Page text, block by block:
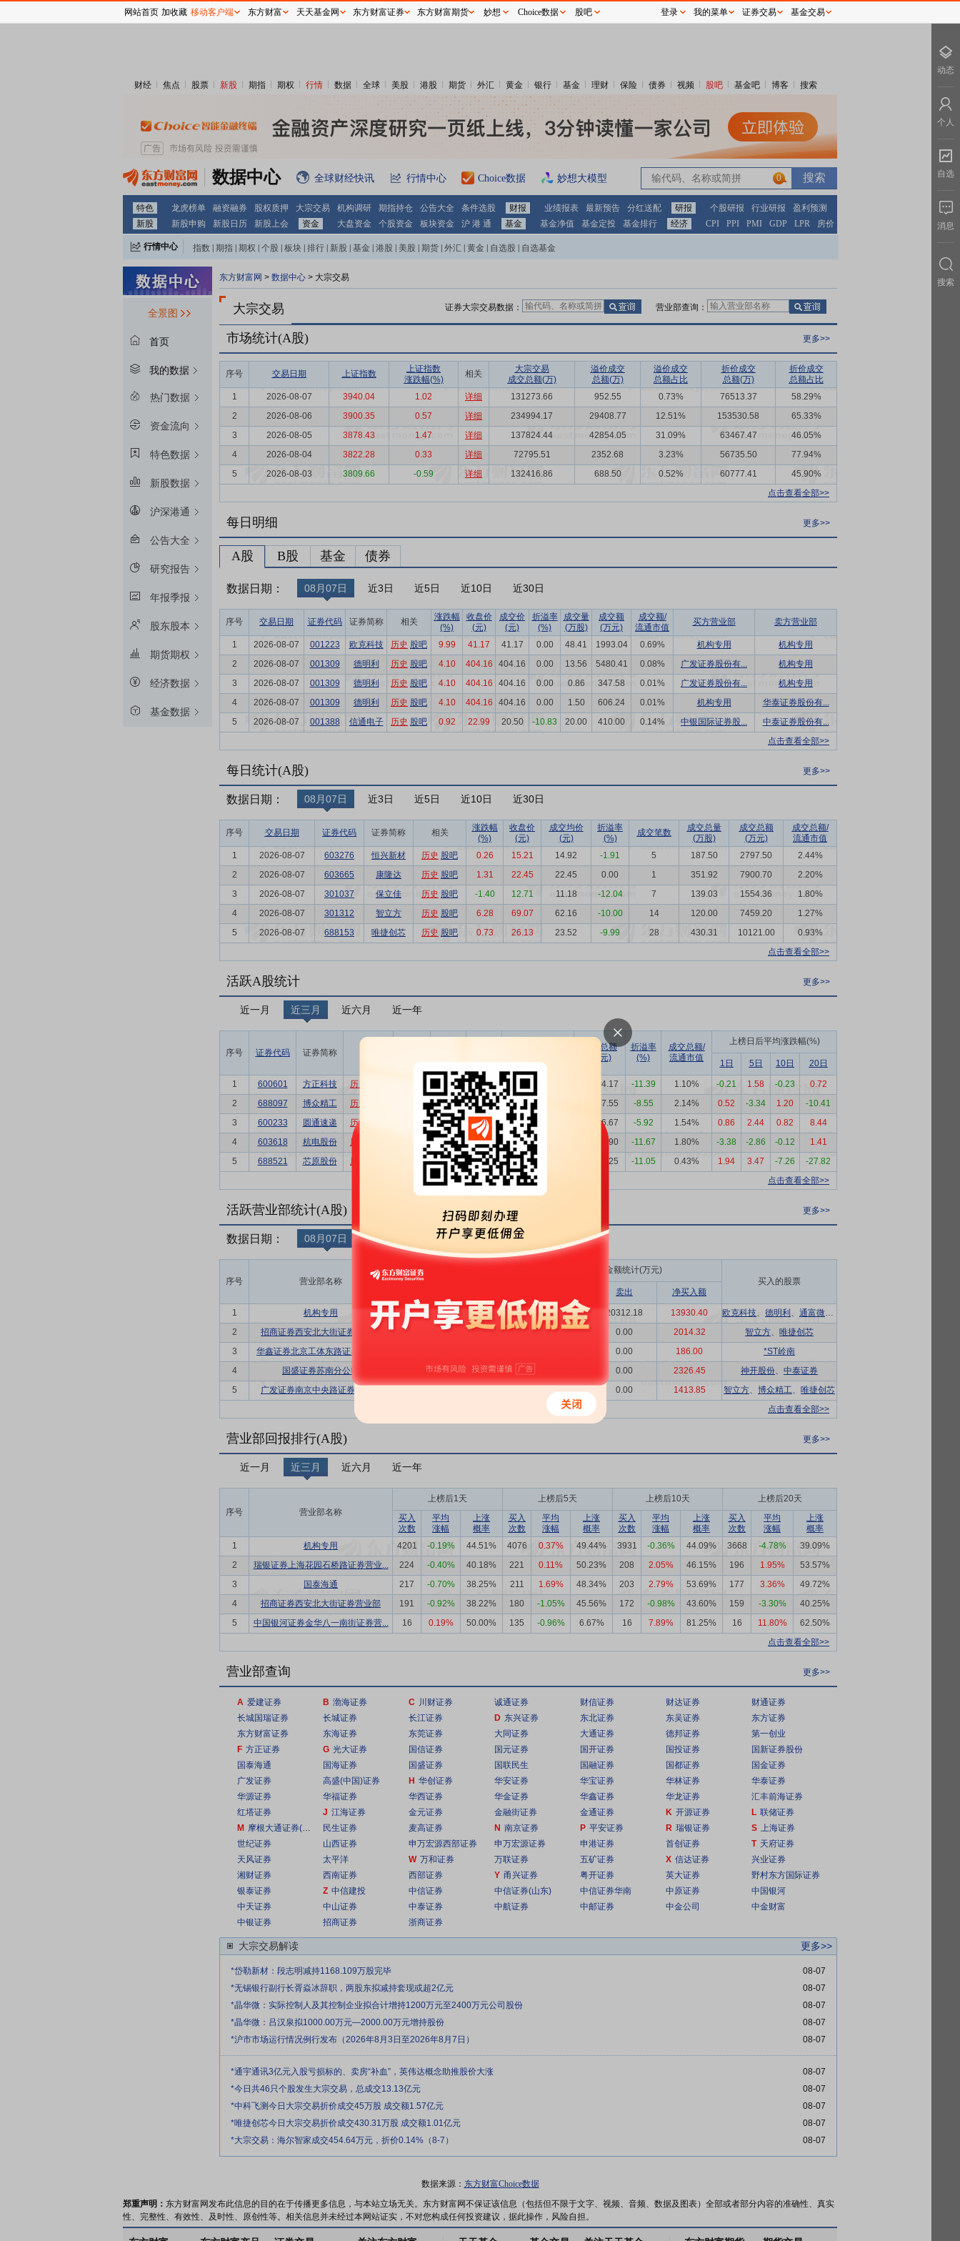
财经 焦点 股票 新股 期指 期权 行情 数据 全球 美股 港股 期货 外汇 黄金 银行 基金 理财 保险 债券 视频 股吧 基金吧 博客 搜索
数据中心 全球财经快讯 行情中心 Choice数据 妙想大模型 0
特色 龙虎榜单 融资融券 股权质押 大宗交易 机构调研 期指持仓 公告大全 条件选股 财报 业绩报表 最新预告 分红送配 研报 个股研报 行业研报
盈利预测
新股
新股申购 新股日历 新股上会 资金 大盘资金 个股资金 板块资金 沪 港 通 基金 基金净值 基金定投 基金排行 经济 CPI PPI PMI GDP LPR 房价
行情中心 指数 期指 期权 个股 板块 排行 新股 基金 港股 美股 期货 外汇 黄金 自选股 自选基金
全景图
首页
我的数据
热门数据
资金流向
特色数据
新股数据
沪深港通
公告大全
研究报告
年报季报
股东股本
期货期权
经济数据
基金数据
东方财富网 > 数据中心 > 大宗交易
大宗交易 营业部查询：
证券大宗交易数据：
市场统计(A股) 更多>>
序号 交易日期 上证指数
上证指数
涨跌幅(%)
相关
大宗交易
成交总额(万)
溢价成交
总额(万)
溢价成交
总额占比
折价成交
总额(万)
折价成交
总额占比
1
2026-08-07 3940.04 1.02 详细 131273.66 952.55 0.73% 76513.37
58.29%
2
2026-08-06 3900.35 0.57 详细 234994.17 29408.77 12.51% 153530.58
65.33%
3
2026-08-05 3878.43 1.47 详细 137824.44 42854.05 31.09% 63467.47
46.05%
4
2026-08-04 3822.28 0.33 详细 72795.51 2352.68 3.23% 56735.50
77.94%
5
2026-08-03 3809.66 -0.59 详细 132416.86 688.50 0.52% 60777.41
45.90%
点击查看全部>>
每日明细 更多>>
A股 B股 基金 债券
数据日期： 08月07日 近3日 近5日 近10日 近30日
序号 交易日期 证券代码 证券简称 相关
涨跌幅
(%)
收盘价
(元)
成交价
(元)
折溢率
(%)
成交量
(万股)
成交额
(万元)
成交额/
流通市值
买方营业部 卖方营业部
1 2026-08-07 001223 欧克科技 历史 股吧 9.99 41.17 41.17 0.00 48.41 1993.04 0.69% 机构专用
机构专用
2
2026-08-07 001309 德明利 历史 股吧 4.10 404.16 404.16 0.00 13.56 5480.41 0.08% 广发证券股份有...
机构专用
3
2026-08-07 001309 德明利 历史 股吧 4.10 404.16 404.16 0.00 0.86 347.58 0.01% 广发证券股份有...
机构专用
4
2026-08-07 001309 德明利 历史 股吧 4.10 404.16 404.16 0.00 1.50 606.24 0.01% 机构专用
华泰证券股份有...
5
2026-08-07 001388 信通电子 历史 股吧 0.92 22.99 20.50 -10.83 20.00 410.00 0.14% 中银国际证券股...
中泰证券股份有...
点击查看全部>>
每日统计(A股) 更多>>
数据日期： 08月07日 近3日 近5日 近10日 近30日
序号 交易日期 证券代码 证券简称 相关
涨跌幅
(%)
收盘价
(元)
成交均价
(元)
折溢率
(%)
成交笔数
成交总量
(万股)
成交总额
(万元)
成交总额/
流通市值
1
2026-08-07 603276 恒兴新材 历史 股吧 0.26 15.21 14.92 -1.91 5 187.50 2797.50
2.44%
2
2026-08-07 603665 康隆达 历史 股吧 1.31 22.45 22.45 0.00 1 351.92 7900.70
2.20%
3
2026-08-07 301037 保立佳 历史 股吧 -1.40 12.71 11.18 -12.04 7 139.03 1554.36
1.80%
4
2026-08-07 301312 智立方 历史 股吧 6.28 69.07 62.16 -10.00 14 120.00 7459.20
1.27%
5
2026-08-07 688153 唯捷创芯 历史 股吧 0.73 26.13 23.52 -9.99 28 430.31 10121.00
0.93%
点击查看全部>>
活跃A股统计 更多>>
近一月 近三月 近六月 近一年
序号 证券代码 证券简称
成交总额
(万元)
折溢率
(%)
成交总额/
流通市值
上榜日后平均涨跌幅(%)
总计 溢价 1日 5日 10日 20日
1 600601 方正科技 历史 9.98 06-12 129 59304.17 -11.39 1.10% -0.21 1.58 -0.23
0.72
2
688097 博众精工 历史 2.11 08-07 114 58357.55 -8.55 2.14% 0.52 -3.34 1.20
-10.41
3
600233 圆通速递 历史 1.22 07-06 105 85566.67 -5.92 1.54% 0.86 2.44 0.82
8.44
4
603618 杭电股份 历史 2.50 08-03 102 0 38452.90 -11.67 1.80% -3.38 -2.86 -0.12
1.41
5
688521 芯原股份 历史 328.56 6.16 07-09 98 0 67971.25 -11.05 0.43% 1.94 3.47 -7.26
-27.82
点击查看全部>>
活跃营业部统计(A股) 更多>>
数据日期： 08月07日 近3日 近5日 近10日 近30日
序号 营业部名称 相关
成交金额统计(万元)
买入的股票
卖出 净买入额
1 机构专用 明细 08-07 54 10 34242.58 20312.18 13930.40 欧克科技、 德明利 、 通富微电
2
招商证券西安北大街证券营业部 明细 08-07 4 2014.32 0.00 2014.32 智立方、 唯捷创芯
3
华鑫证券北京工体东路证券营业部 0.00 186.00
*ST岭南
4
国盛证券苏南分公司 08-07 3 0 0.00 2326.45 神开股份、 中泰证券
5
广发证券南京中央路证券营业部 1413.85 0.00 1413.85 智立方、 博众精工、 唯捷创芯
点击查看全部>>
营业部回报排行(A股) 更多>>
近一月 近三月 近六月 近一年
序号 营业部名称
上榜后1天 上榜后5天 上榜后10天
上榜后20天
买入
次数
平均
涨幅
上涨
概率
买入
次数
平均
涨幅
上涨
概率
买入
次数
平均
涨幅
上涨
概率
买入
次数
平均
涨幅
上涨
概率
1
机构专用 4201 -0.19% 44.51% 4076 0.37% 49.44% 3931 -0.36% 44.09% 3668 -4.78%
39.09%
2
瑞银证券上海花园石桥路证券营业... 224 -0.40% 40.18% 221 0.11% 50.23% 208 2.05% 46.15% 196 1.95%
53.57%
3
国泰海通 217 -0.70% 38.25% 211 1.69% 48.34% 203 2.79% 53.69% 177 3.36%
49.72%
4
招商证券西安北大街证券营业部 191 -0.92% 38.22% 180 -1.05% 45.56% 172 -0.98% 43.60% 159 -3.30%
40.25%
5
中国银河证券金华八一南街证券营... 16 0.19% 50.00% 135 -0.96% 6.67% 16 7.89% 81.25% 16 11.80%
62.50%
点击查看全部>>
营业部查询 更多>>
A 爱建证券 B 渤海证券 C 川财证券 诚通证券 财信证券 财达证券
财通证券
长城国瑞证券
长城证券 长江证券 D 东兴证券 东北证券 东吴证券
东方证券
东方财富证券
东海证券 东莞证券 大同证券 大通证券 德邦证券
第一创业
F 方正证券 G 光大证券 国信证券 国元证券 国开证券 国投证券
国新证券股份
国泰海通
国海证券 国盛证券 国联民生 国融证券 国都证券
国金证券
广发证券
高盛(中国)证券 H 华创证券 华安证券 华宝证券 华林证券
华泰证券
华源证券
华福证券 华西证券 华金证券 华鑫证券 华龙证券
汇丰前海证券
红塔证券
J 江海证券 金元证券 金融街证券 金通证券 K 开源证券 L 联储证券
M 摩根大通证券(中国) 民生证券 麦高证券 N 南京证券 P 平安证券 R 瑞银证券 S 上海证券
世纪证券
山西证券 申万宏源西部证券 申万宏源证券 申港证券 首创证券 T 天府证券
天风证券
太平洋 W 万和证券 万联证券 五矿证券 X 信达证券
兴业证券
湘财证券
西南证券 西部证券 Y 甬兴证券 粤开证券 英大证券
野村东方国际证券
银泰证券
Z 中信建投 中信证券 中信证券(山东) 中信证券华南 中原证券
中国银河
中天证券
中山证券 中泰证券 中航证券 中邮证券 中金公司
中金财富
中银证券
招商证券 浙商证券
大宗交易解读 更多>>
*岱勒新材：段志明减持1168.109万股完毕
08-07
*无锡银行副行长胥焱冰辞职，两股东拟减持套现或超2亿元
08-07
*晶华微：实际控制人及其控制企业拟合计增持1200万元至2400万元公司股份
08-07
*晶华微：吕汉泉拟1000.00万元—2000.00万元增持股份
08-07
*沪市市场运行情况例行发布（2026年8月3日至2026年8月7日）
08-07
*通宇通讯3亿元入股亏损标的、卖房“补血”，英伟达概念助推股价大涨
08-07
*今日共46只个股发生大宗交易，总成交13.13亿元
08-07
*中科飞测今日大宗交易折价成交45万股 成交额1.57亿元
08-07
*唯捷创芯今日大宗交易折价成交430.31万股 成交额1.01亿元
08-07
*大宗交易：海尔智家成交454.64万元，折价0.14%（8-7）
08-07
数据来源： 东方财富Choice数据
郑重声明： 东方财富网发布此信息的目的在于传播更多信息，与本站立场无关。东方财富网不保证该信息（包括但不限于文字、视频、音频、数据及图表）全部或者部分内容的准确性、真实
性、完整性、有效性、及时性、原创性等。相关信息并未经过本网站证实，不对您构成任何投资建议，据此操作，风险自担。
网站首页 加收藏 移动客户端 东方财富 天天基金网 东方财富证券 东方财富期货 妙想 Choice数据 股吧 登录 我的菜单 证券交易 基金交易
动态
个人
自选
消息
搜索